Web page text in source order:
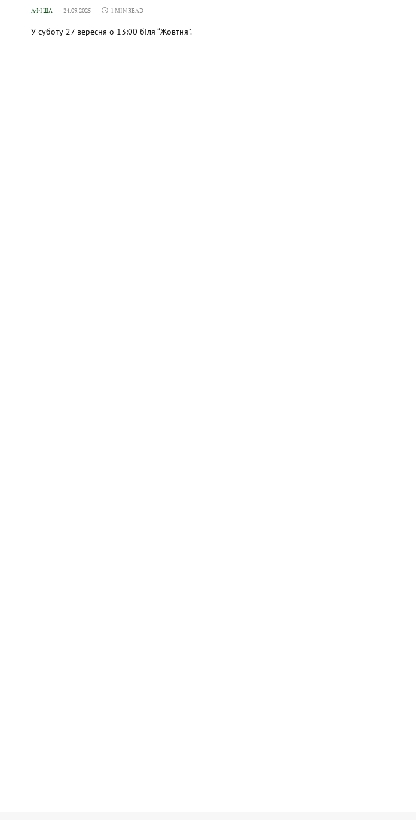
АФІША 24.09.2025 1 MIN READ
У суботу 27 вересня о 13:00 біля “Жовтня”.